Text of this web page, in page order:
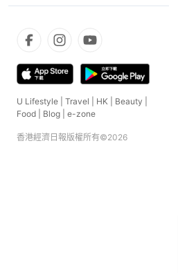
U Lifestyle Travel HK Beauty
Food
Blog e-zone
香港經濟日報版權所有©2026